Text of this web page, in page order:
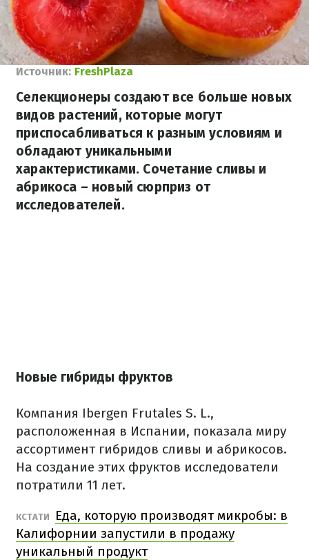
Источник: FreshPlaza
Селекционеры создают все больше новых
видов растений, которые могут
приспосабливаться к разным условиям и
обладают уникальными
характеристиками. Сочетание сливы и
абрикоса – новый сюрприз от
исследователей.
Новые гибриды фруктов
Компания Ibergen Frutales S. L.,
расположенная в Испании, показала миру
ассортимент гибридов сливы и абрикосов.
На создание этих фруктов исследователи
потратили 11 лет.
КСТАТИ
Еда, которую производят микробы: в
Калифорнии запустили в продажу
уникальный продукт